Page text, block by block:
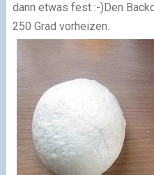
dann etwas fest :-) Den
250 Grad vorheizen.